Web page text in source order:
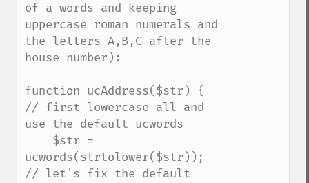
of a words and keeping
uppercase roman numerals and
the letters A,B,C after the
house number):
function ucAddress($str) {
// first lowercase all and
use the default ucwords
ucwords(strtolower($str));
// let's fix the default